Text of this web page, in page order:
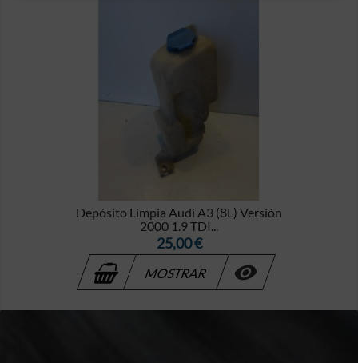
Depósito Limpia Audi A3 (8L) Versión
2000 1.9 TDI...
Precio
25,00 €
MOSTRAR 